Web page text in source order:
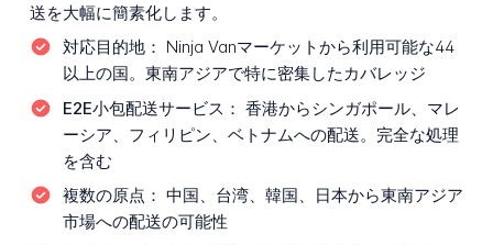
送を大幅に簡素化します。
対応目的地： Ninja Vanマーケットから利用可能な44
以上の国。東南アジアで特に密集したカバレッジ
E2E小包配送サービス： 香港からシンガポール、マレ
ーシア、フィリピン、ベトナムへの配送。完全な処理
を含む
複数の原点： 中国、台湾、韓国、日本から東南アジア
市場への配送の可能性